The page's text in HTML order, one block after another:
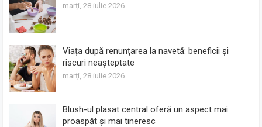
marți, 28 iulie 2026
Viața după renunțarea la navetă: beneficii și
riscuri neașteptate
marți, 28 iulie 2026
Blush-ul plasat central oferă un aspect mai
proaspăt și mai tineresc